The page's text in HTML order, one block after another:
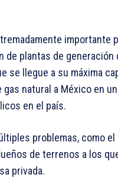
importante
de plantas de
se llegue a su máxima
gas natural a México en
en el país.
problemas, como
de terrenos a los
privada.